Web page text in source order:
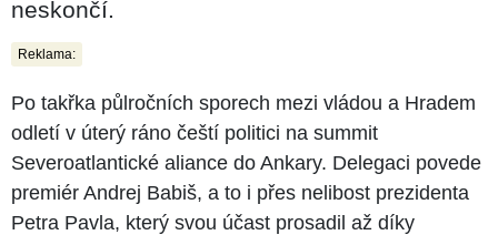
neskončí.
Reklama:
Po takřka půlročních sporech mezi vládou a Hradem
odletí v úterý ráno čeští politici na summit
Severoatlantické aliance do Ankary. Delegaci povede
premiér Andrej Babiš, a to i přes nelibost prezidenta
Petra Pavla, který svou účast prosadil až díky